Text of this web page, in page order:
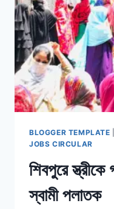
BLOGGER TEMPLATE
JOBS CIRCULAR
শিবপুরে
স্বামী পলাতক